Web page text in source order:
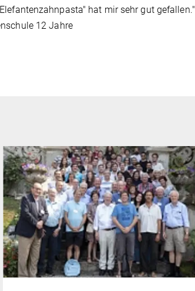
hat mir sehr gut gefallen."
12 Jahre